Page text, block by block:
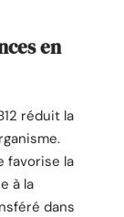
en
réduit la
favorise la
à la
dans